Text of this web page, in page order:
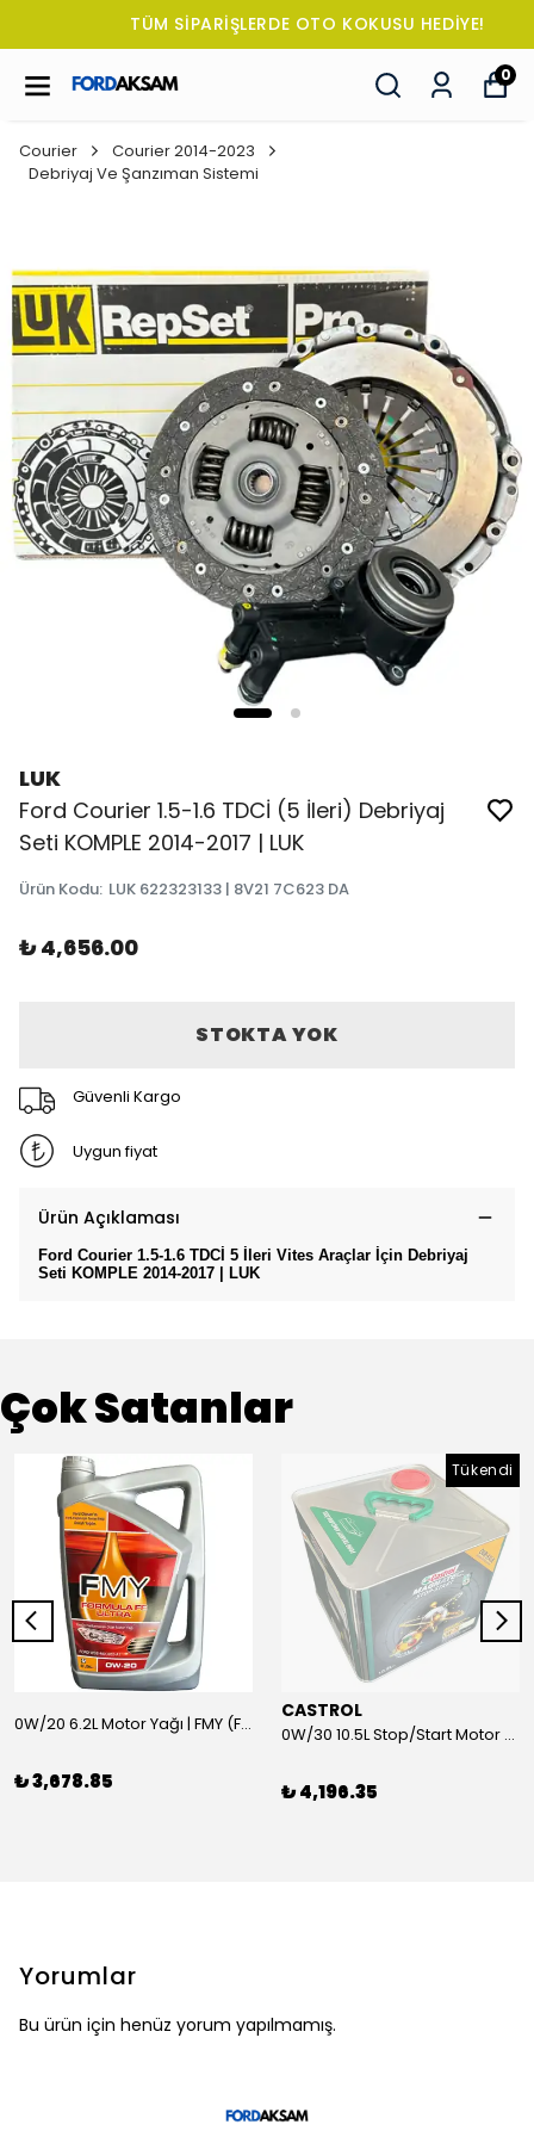
TÜM SİPARİŞLERDE OTO KOKUSU HEDİYE!
0
Courier
Courier 2014-2023
Debriyaj Ve Şanzıman Sistemi
LUK
Ford Courier 1.5-1.6 TDCİ (5 İleri) Debriyaj
Seti KOMPLE 2014-2017 | LUK
Ürün Kodu: LUK 622323133 | 8V21 7C623 DA
₺ 4,656.00
STOKTA YOK
Güvenli Kargo
Uygun fiyat
Ürün Açıklaması
Ford Courier 1.5-1.6 TDCİ 5 İleri Vites Araçlar İçin Debriyaj
Seti KOMPLE 2014-2017 | LUK
Çok Satanlar
0W/20 6.2L Motor Yağı | FMY (Ford Motor Yağları)
₺ 3,678.85
Tükendi
CASTROL
0W/30 10.5L Stop/Start Motor Yağı | CASTROL
₺ 4,196.35
Yorumlar
Bu ürün için henüz yorum yapılmamış.